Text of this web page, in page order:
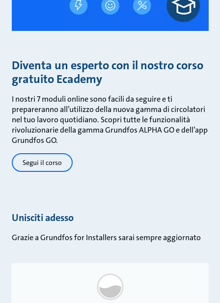
Diventa un esperto con il nostro corso
gratuito Ecademy
I nostri 7 moduli online sono facili da seguire e ti
prepareranno all’utilizzo della nuova gamma di circolatori
nel tuo lavoro quotidiano. Scopri tutte le funzionalità
rivoluzionarie della gamma Grundfos ALPHA GO e dell’app
Grundfos GO.
Segui il corso
Unisciti adesso
Grazie a Grundfos for Installers sarai sempre aggiornato